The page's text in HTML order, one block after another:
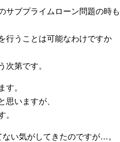
サブプライムローン問題の時も
行うことは可能なわけですか
次第です。
す。
思いますが、
。
い気がしてきたのですが…。